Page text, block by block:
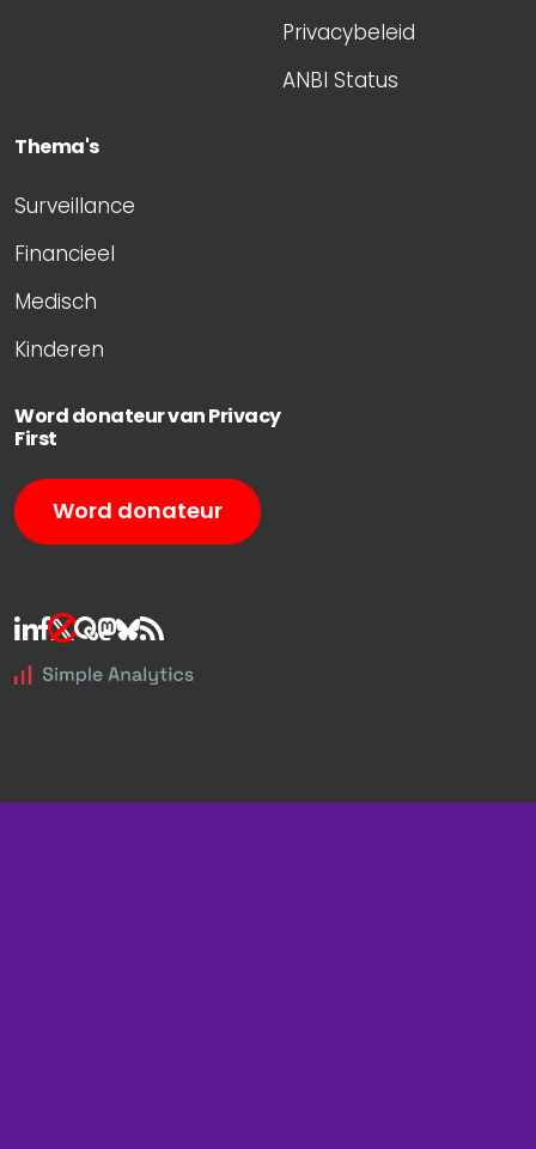
Privacybeleid
ANBI Status
Thema's
Surveillance
Financieel
Medisch
Kinderen
Word donateur van Privacy
First
Word donateur